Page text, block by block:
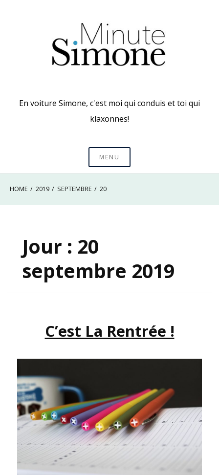
En voiture Simone, c'est moi qui conduis et toi qui
klaxonnes!
MENU
HOME 2019 SEPTEMBRE 20
Jour : 20
septembre 2019
C’est La Rentrée !